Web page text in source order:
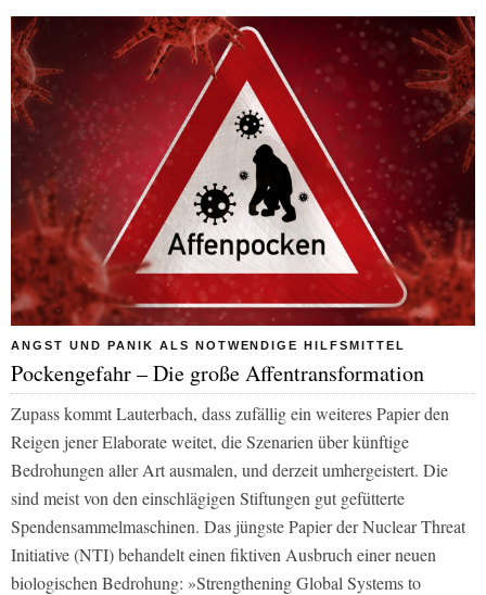
ANGST UND PANIK ALS NOTWENDIGE HILFSMITTEL
Pockengefahr – Die große Affentransformation
Zupass kommt Lauterbach, dass zufällig ein weiteres Papier den
Reigen jener Elaborate weitet, die Szenarien über künftige
Bedrohungen aller Art ausmalen, und derzeit umhergeistert. Die
sind meist von den einschlägigen Stiftungen gut gefütterte
Spendensammelmaschinen. Das jüngste Papier der Nuclear Threat
Initiative (NTI) behandelt einen fiktiven Ausbruch einer neuen
biologischen Bedrohung: »Strengthening Global Systems to